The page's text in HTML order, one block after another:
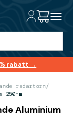
rabatt →
radartorn/
Aluminium